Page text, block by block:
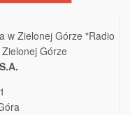
w Zielonej Górze "Radio
Górze